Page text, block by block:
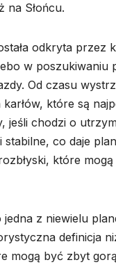
na Słońcu.
odkryta przez
w poszukiwaniu
Od czasu
które są
jeśli chodzi o
i stabilne, co daje
które
jedna z niewielu
definicja
mogą być zbyt